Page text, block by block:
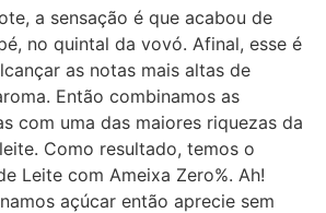
a sensação é que acabou de
no quintal da vovó. Afinal, esse é
as notas mais altas de
Então combinamos as
com uma das maiores riquezas da
Como resultado, temos o
Leite com Ameixa Zero%. Ah!
açúcar então aprecie sem